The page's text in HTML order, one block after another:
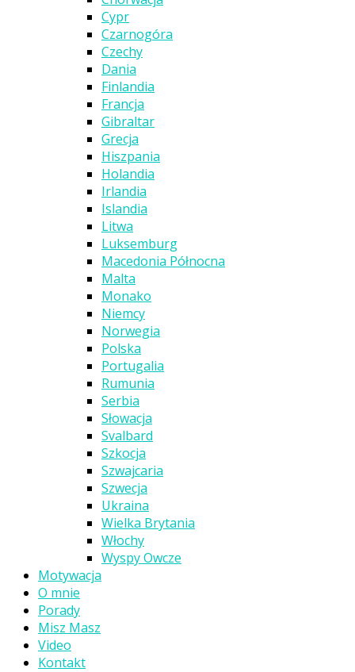
Cypr
Czarnogóra
Czechy
Dania
Finlandia
Francja
Gibraltar
Grecja
Hiszpania
Holandia
Irlandia
Islandia
Litwa
Luksemburg
Macedonia Północna
Malta
Monako
Niemcy
Norwegia
Polska
Portugalia
Rumunia
Serbia
Słowacja
Svalbard
Szkocja
Szwajcaria
Szwecja
Ukraina
Wielka Brytania
Włochy
Wyspy Owcze
Motywacja
O mnie
Porady
Misz Masz
Video
Kontakt